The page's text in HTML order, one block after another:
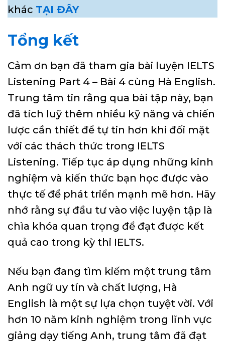
khác TẠI ĐÂY
Tổng kết
Cảm ơn bạn đã tham gia bài luyện IELTS
Listening Part 4 – Bài 4 cùng Hà English.
Trung tâm tin rằng qua bài tập này, bạn
đã tích luỹ thêm nhiều kỹ năng và chiến
lược cần thiết để tự tin hơn khi đối mặt
với các thách thức trong IELTS
Listening. Tiếp tục áp dụng những kinh
nghiệm và kiến thức bạn học được vào
thực tế để phát triển mạnh mẽ hơn. Hãy
nhớ rằng sự đầu tư vào việc luyện tập là
chìa khóa quan trọng để đạt được kết
quả cao trong kỳ thi IELTS.
Nếu bạn đang tìm kiếm một trung tâm
Anh ngữ uy tín và chất lượng, Hà
English là một sự lựa chọn tuyệt vời. Với
hơn 10 năm kinh nghiệm trong lĩnh vực
giảng dạy tiếng Anh, trung tâm đã đạt